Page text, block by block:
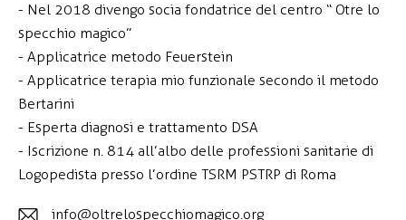
- Nel 2018 divengo socia fondatrice del centro “ Otre lo
specchio magico”
- Applicatrice metodo Feuerstein
- Applicatrice terapia mio funzionale secondo il metodo
Bertarini
- Esperta diagnosi e trattamento DSA
- Iscrizione n. 814 all’albo delle professioni sanitarie di
Logopedista presso l’ordine TSRM PSTRP di Roma
info@oltrelospecchiomagico.org